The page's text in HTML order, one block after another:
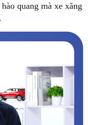
quang mà xe xăng